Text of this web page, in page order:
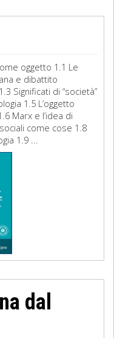
oggetto 1.1 Le
e dibattito
Significati di “società”
1.5 L’oggetto
Marx e l’idea di
come cose 1.8
1.9 ...
dal